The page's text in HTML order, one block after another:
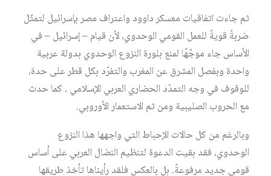
ثم جاءت اتفاقيات معسكر داوود واعتراف مصر بإسرائيل لتمثّل
ضربةً قويةً للعمل القومي الوحدوي، لأن قيام – إسرائيل – في
الأساس جاء موجّهًا لمنع بلورة النزوع الوحدوي بدولة عربية
واحدة وبفصل المشرق عن المغرب والتفرّد بكل قطر على حدة،
‏للوقوف في وجه التمدّد الحضاري العربي الإسلامي ، كما حدث
مع الحروب الصليبية ومن ثم الاستعمار الأوروبي.
وبالرغم من كل حالات الإحباط التي واجهها هذا النزوع
الوحدوي، فقد بقيت الدعوة لتنظيم النضال العربي على أساس
قومي جديد مرفوعةً. بل بالعكس فلقد رأيناها تأخذ طريقها